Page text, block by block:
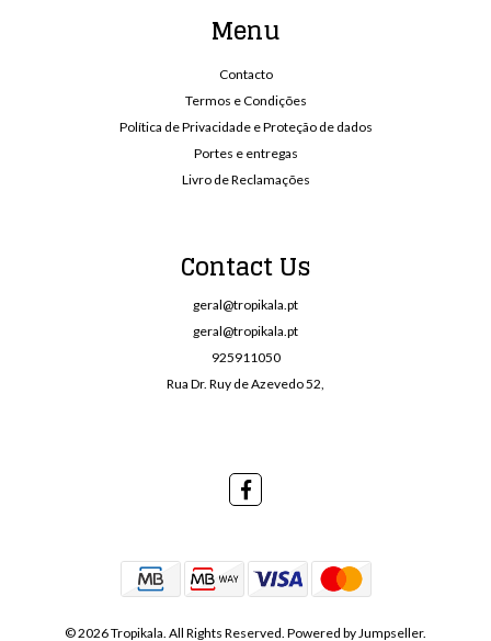
Menu
Contacto
Termos e Condições
Política de Privacidade e Proteção de dados
Portes e entregas
Livro de Reclamações
Contact Us
geral@tropikala.pt
geral@tropikala.pt
925911050
Rua Dr. Ruy de Azevedo 52,
© 2026 Tropikala. All Rights Reserved. Powered by Jumpseller.